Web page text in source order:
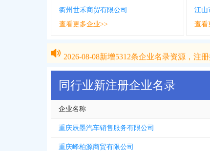
衢州世禾商贸有限公司
查看更多企业>>
江山
查看
2026-08-08新增5312条企业名录资源，注
同行业新注册企业名录
企业名称
重庆辰墨汽车销售服务有限公司
重庆峰柏源商贸有限公司